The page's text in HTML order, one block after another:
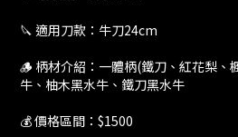
🔪 適用刀款：牛刀24cm
🪵 柄材介紹：一體柄(鐵刀、紅花梨、
牛、柚木黑水牛、鐵刀黑水牛
💰 價格區間：$1500